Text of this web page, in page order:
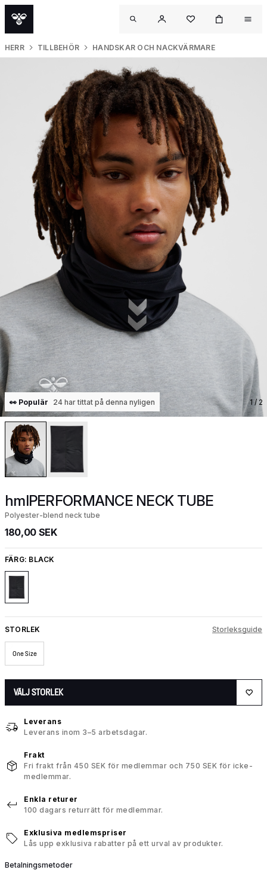
HERR TILLBEHÖR HANDSKAR OCH NACKVÄRMARE
👀 Populär 24 har tittat på denna nyligen 1/ 2
hmlPERFORMANCE NECK TUBE
Polyester-blend neck tube
180,00 SEK
FÄRG: BLACK
STORLEK Storleksguide
One Size
VÄLJ STORLEK
Leverans
Leverans inom 3–5 arbetsdagar.
Frakt
Fri frakt från 450 SEK för medlemmar och 750 SEK för icke-
medlemmar.
Enkla returer
100 dagars returrätt för medlemmar.
Exklusiva medlemspriser
Lås upp exklusiva rabatter på ett urval av produkter.
Betalningsmetoder